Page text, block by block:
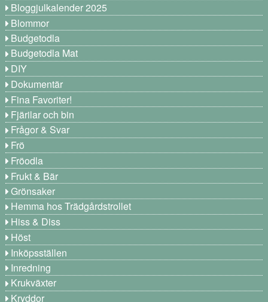
Bloggjulkalender 2025
Blommor
Budgetodla
Budgetodla Mat
DIY
Dokumentär
Fina Favoriter!
Fjärilar och bin
Frågor & Svar
Frö
Fröodla
Frukt & Bär
Grönsaker
Hemma hos Trädgårdstrollet
Hiss & Diss
Höst
Inköpsställen
Inredning
Krukväxter
Kryddor